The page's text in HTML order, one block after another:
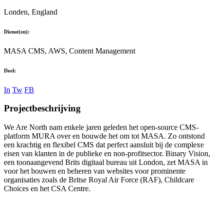
Londen, England
Dienst(en):
MASA CMS, AWS, Content Management
Deel:
In Tw FB
Projectbeschrijving
We Are North nam enkele jaren geleden het open-source CMS-
platform MURA over en bouwde het om tot MASA. Zo ontstond
een krachtig en flexibel CMS dat perfect aansluit bij de complexe
eisen van klanten in de publieke en non-profitsector. Binary Vision,
een toonaangevend Brits digitaal bureau uit London, zet MASA in
voor het bouwen en beheren van websites voor prominente
organisaties zoals de Britse Royal Air Force (RAF), Childcare
Choices en het CSA Centre.